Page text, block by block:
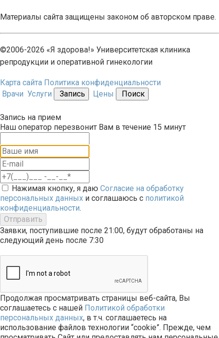
Материалы сайта защищены законом об авторском праве.
©2006-2026 «Я здорова!» Университетская клиника
репродукции и оперативной гинекологии
Карта сайта Политика конфиденциальности
Врачи Услуги Запись Цены Поиск
Запись на прием
Наш оператор перезвонит Вам в течение 15 минут
Нажимая кнопку, я даю Согласие на обработку
персональных данных и соглашаюсь с политикой
конфиденциальности.
Отправить
Заявки, поступившие после 21:00, будут обработаны на
следующий день после 7:30
Продолжая просматривать страницы веб-сайта, Вы
соглашаетесь с нашей Политикой обработки
персональных данных, в т.ч. соглашаетесь на
использование файлов технологии “cookie”. Прежде, чем